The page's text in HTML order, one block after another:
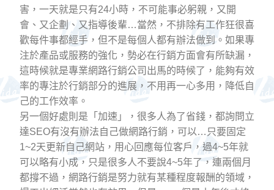
害，一天就是只有24小時，不可能事必躬親，又開
會、又企劃、又指導後輩…當然，不排除有工作狂很喜
歡每件事都經手，但不是每個人都有辦法做到。如果專
注於產品或服務的強化，勢必在行銷方面會有所缺漏，
這時候就是專業網路行銷公司出馬的時候了，能夠有效
率的專注於行銷部分的進展，不用再一心多用，降低自
己的工作效率。
另一個好處則是「加速」，很多人為了省錢，都詢問立
達SEO有沒有辦法自己做網路行銷，可以…只要固定
1~2天更新自己網站，用心回應每位客戶，過4~5年就
可以略有小成，只是很多人不要說4~5年了，連兩個月
都撐不過，網路行銷是努力就有某種程度報酬的領域，